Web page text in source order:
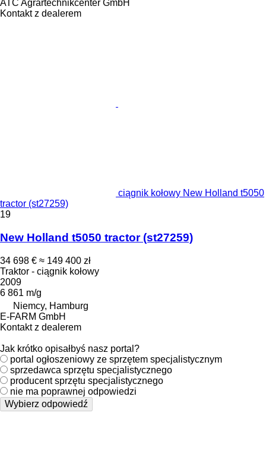
ATC Agrartechnikcenter GmbH
Kontakt z dealerem
ciągnik kołowy New Holland t5050
tractor (st27259)
19
New Holland t5050 tractor (st27259)
34 698 € ≈ 149 400 zł
Traktor - ciągnik kołowy
2009
6 861 m/g
Niemcy, Hamburg
E-FARM GmbH
Kontakt z dealerem
Jak krótko opisałbyś nasz portal?
portal ogłoszeniowy ze sprzętem specjalistycznym
sprzedawca sprzętu specjalistycznego
producent sprzętu specjalistycznego
nie ma poprawnej odpowiedzi
Wybierz odpowiedź